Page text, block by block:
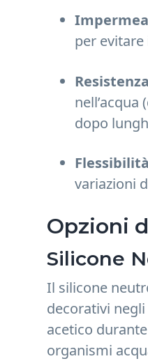
per
dopo
variazioni
Opzioni
Silicone
Il silicone
decorativi
acetico
organismi